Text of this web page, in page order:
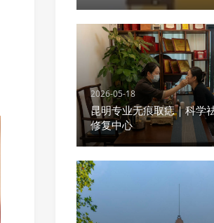
2026-05-18
昆明专业无痕取痣｜科学
修复中心